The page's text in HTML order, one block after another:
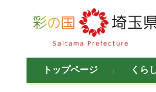
彩の国 埼玉県
トップページ くら